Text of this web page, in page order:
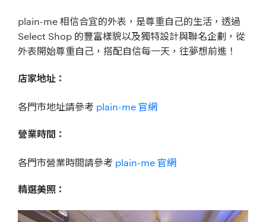
plain-me 相信合宜的外表，是尊重自己的生活，透過
Select Shop 的豐富樣貌以及獨特設計與聯名企劃，從
外表開始尊重自己，搭配自信每一天，往夢想前進！
店家地址：
各門市地址請參考 plain-me 官網
營業時間：
各門市營業時間請參考 plain-me 官網
精選美照：